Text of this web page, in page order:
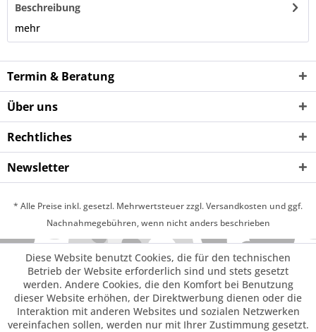
Beschreibung
mehr
Termin & Beratung
Über uns
Rechtliches
Newsletter
* Alle Preise inkl. gesetzl. Mehrwertsteuer zzgl. Versandkosten und ggf.
Nachnahmegebühren, wenn nicht anders beschrieben
Diese Website benutzt Cookies, die für den technischen
Betrieb der Website erforderlich sind und stets gesetzt
werden. Andere Cookies, die den Komfort bei Benutzung
dieser Website erhöhen, der Direktwerbung dienen oder die
Interaktion mit anderen Websites und sozialen Netzwerken
vereinfachen sollen, werden nur mit Ihrer Zustimmung gesetzt.